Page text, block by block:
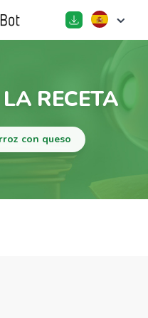
RECETA
con queso